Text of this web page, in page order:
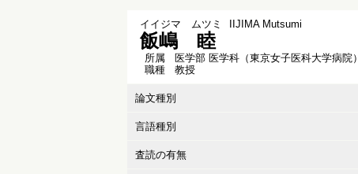
イイジマ ムツミ IIJIMA Mutsumi
飯嶋 睦
所属
医学部 医学科（東京女子医科大学病院）
職種
教授
論文種別
言語種別
査読の有無